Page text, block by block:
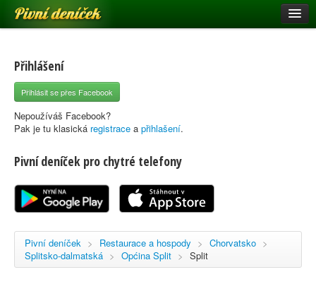
Pivní deníček
Pivní mapa
Pivní značky
Nápověda
Registrace
Přihlášení
Přihlásit se přes Facebook
Nepoužíváš Facebook?
Pak je tu klasická registrace a přihlašení.
Pivní deníček pro chytré telefony
Pivní deníček > Restaurace a hospody > Chorvatsko >
Splitsko-dalmatská > Općina Split > Split